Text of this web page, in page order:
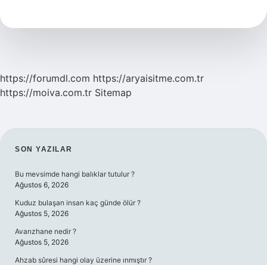
https://forumdl.com https://aryaisitme.com.tr
https://moiva.com.tr Sitemap
SIDEBAR
SON YAZILAR
Bu mevsimde hangi balıklar tutulur ?
Ağustos 6, 2026
Kuduz bulaşan insan kaç günde ölür ?
Ağustos 5, 2026
Avarızhane nedir ?
Ağustos 5, 2026
Ahzab sûresi hangi olay üzerine ınmıştır ?